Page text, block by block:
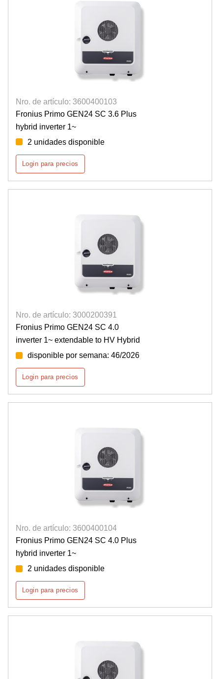
Nro. de artículo: 3600400103
Fronius Primo GEN24 SC 3.6 Plus
hybrid inverter 1~
2 unidades disponible
Login para precios
Nro. de artículo: 3000200391
Fronius Primo GEN24 SC 4.0
inverter 1~ extendable to HV Hybrid
disponible por semana: 46/2026
Login para precios
Nro. de artículo: 3600400104
Fronius Primo GEN24 SC 4.0 Plus
hybrid inverter 1~
2 unidades disponible
Login para precios